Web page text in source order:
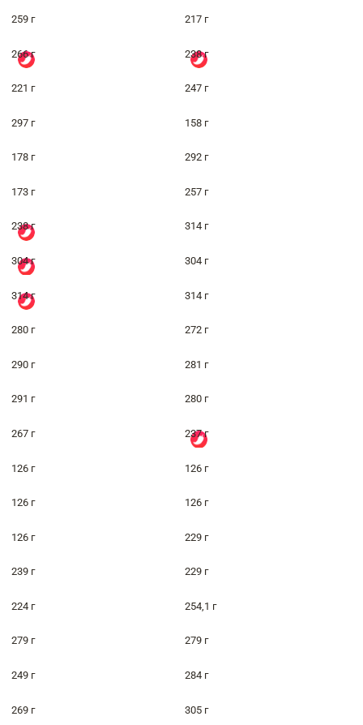
259 г 217 г
266 г 238 г
221 г 247 г
297 г 158 г
178 г 292 г
173 г 257 г
238 г 314 г
304 г 304 г
314 г 314 г
280 г 272 г
290 г 281 г
291 г 280 г
267 г 237 г
126 г 126 г
126 г 126 г
126 г 229 г
239 г 229 г
224 г 254,1 г
279 г 279 г
249 г 284 г
269 г 305 г